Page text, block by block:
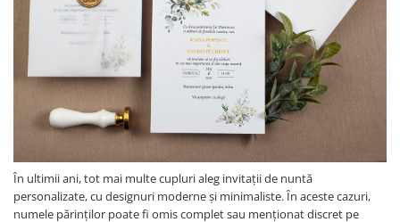
În ultimii ani, tot mai multe cupluri aleg invitații de nuntă
personalizate, cu designuri moderne și minimaliste. În aceste cazuri,
numele părinților poate fi omis complet sau menționat discret pe